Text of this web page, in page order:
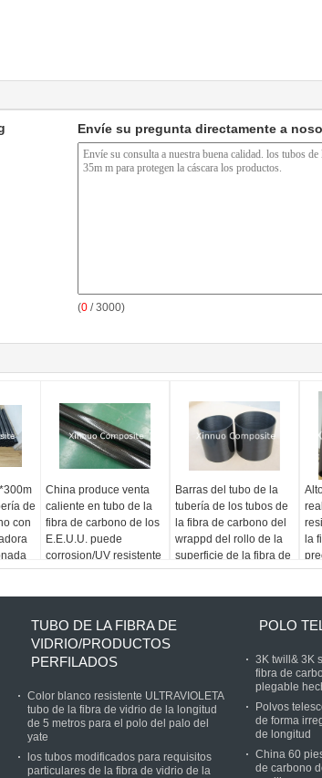
Envíe su pregunta directamente a
(0 / 3000)
de
con
China produce venta
caliente en tubo de la
fibra de carbono de los
E.E.U.U. puede
corrosion/UV resistente
Barras del tubo de la
tubería de los tubos de
la fibra de carbono del
wrappd del rollo de la
superficie de la fibra de
carbono de UD con de
la
TUBO DE LA FIBRA DE
VIDRIO/PRODUCTOS
PERFILADOS
Color blanco resistente ULTRAVIOLETA
tubo de la fibra de vidrio de la longitud
de 5 metros para el polo del palo del
yate
los tubos modificados para requisitos
particulares de la fibra de vidrio de la
POLO
3K twill& 3K
fibra de
plegable
Polvos
de forma
de longitud
China 60
de carbono